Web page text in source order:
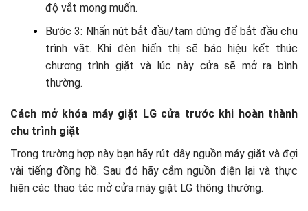
độ vắt mong muốn.
Bước 3: Nhấn nút bắt đầu/tạm dừng để bắt đầu chu
trình vắt. Khi đèn hiển thị sẽ báo hiệu kết thúc
chương trình giặt và lúc này cửa sẽ mở ra bình
thường.
Cách mở khóa máy giặt LG cửa trước khi hoàn thành
chu trình giặt
Trong trường hợp này bạn hãy rút dây nguồn máy giặt và đợi
vài tiếng đồng hồ. Sau đó hãy cắm nguồn điện lại và thực
hiện các thao tác mở cửa máy giặt LG thông thường.